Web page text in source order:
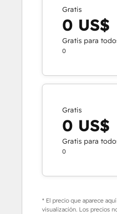
Gratis
0 US$
Gratis para
0
Gratis
0 US$
Gratis para
0
* El precio que aparece
visualización. Los precios